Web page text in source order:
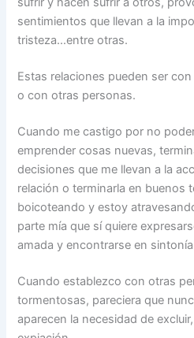
sentimientos que llevan a la
tristeza…entre otras.
Estas relaciones pueden ser
o con otras personas.
Cuando me castigo por no
emprender cosas nuevas,
decisiones que me llevan a la
relación o terminarla en buenos
boicoteando y estoy
parte mía que sí quiere
amada y encontrarse en
Cuando establezco con otras
tormentosas, pareciera que
aparecen la necesidad de